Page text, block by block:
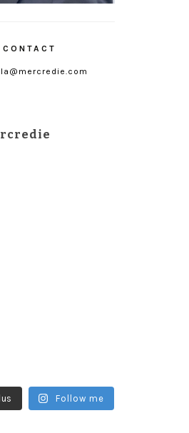
CONTACT
Follow me